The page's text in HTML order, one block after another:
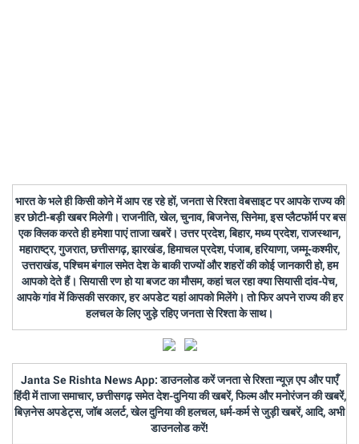
भारत के भले ही किसी कोने में आप रह रहे हों, जनता से रिश्ता वेबसाइट पर आपके राज्य की
हर छोटी-बड़ी खबर मिलेगी। राजनीति, खेल, चुनाव, बिजनेस, सिनेमा, इस प्लैटफॉर्म पर बस
एक क्लिक करते ही हमेशा पाएं ताजा खबरें। उत्तर प्रदेश, बिहार, मध्य प्रदेश, राजस्थान,
महाराष्ट्र, गुजरात, छत्तीसगढ़, झारखंड, हिमाचल प्रदेश, पंजाब, हरियाणा, जम्मू-कश्मीर,
उत्तराखंड, पश्चिम बंगाल समेत देश के बाकी राज्यों और शहरों की कोई जानकारी हो, हम
आपको देते हैं। सियासी रण हो या बजट का मौसम, कहां चल रहा क्या सियासी दांव-पेच,
आपके गांव में किसकी सरकार, हर अपडेट यहां आपको मिलेंगे। तो फिर अपने राज्य की हर
हलचल के लिए जुड़े रहिए जनता से रिश्ता के साथ।
Janta Se Rishta News App: डाउनलोड करें जनता से रिश्ता न्यूज़ एप और पाएँ
हिंदी में ताजा समाचार, छत्तीसगढ़ समेत देश-दुनिया की खबरें, फिल्म और मनोरंजन की खबरें,
बिज़नेस अपडेट्स, जॉब अलर्ट, खेल दुनिया की हलचल, धर्म-कर्म से जुड़ी खबरें, आदि, अभी
डाउनलोड करें!